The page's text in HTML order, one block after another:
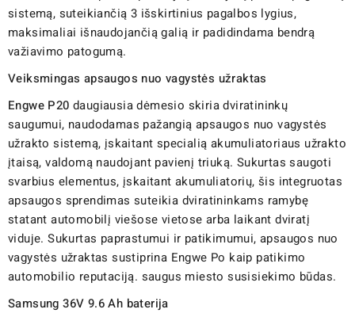
sistemą, suteikiančią 3 išskirtinius pagalbos lygius,
maksimaliai išnaudojančią galią ir padidindama bendrą
važiavimo patogumą.
Veiksmingas apsaugos nuo vagystės užraktas
Engwe P20 daugiausia dėmesio skiria dviratininkų
saugumui, naudodamas pažangią apsaugos nuo vagystės
užrakto sistemą, įskaitant specialią akumuliatoriaus užrakto
įtaisą, valdomą naudojant pavienį triuką. Sukurtas saugoti
svarbius elementus, įskaitant akumuliatorių, šis integruotas
apsaugos sprendimas suteikia dviratininkams ramybę
statant automobilį viešose vietose arba laikant dviratį
viduje. Sukurtas paprastumui ir patikimumui, apsaugos nuo
vagystės užraktas sustiprina Engwe Po kaip patikimo
automobilio reputaciją. saugus miesto susisiekimo būdas.
Samsung 36V 9.6 Ah baterija